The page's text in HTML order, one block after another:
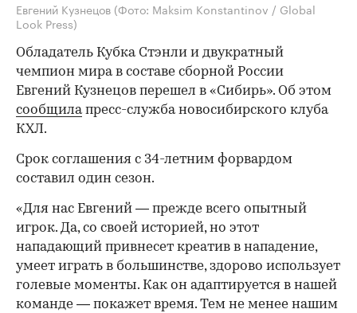
Евгений Кузнецов (Фото: Maksim Konstantinov / Global
Look Press)
Обладатель Кубка Стэнли и двукратный
чемпион мира в составе сборной России
Евгений Кузнецов перешел в «Сибирь». Об этом
сообщилапресс-служба новосибирского клуба
КХЛ.
Срок соглашения с 34-летним форвардом
составил один сезон.
«Для нас Евгений — прежде всего опытный
игрок. Да, со своей историей, но этот
нападающий привнесет креатив в нападение,
умеет играть в большинстве, здорово использует
голевые моменты. Как он адаптируется в нашей
команде — покажет время. Тем не менее нашим